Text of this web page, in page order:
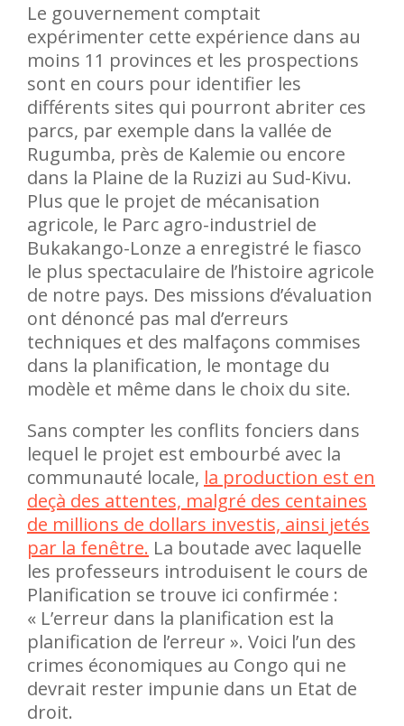
Le gouvernement comptait
expérimenter cette expérience dans au
moins 11 provinces et les prospections
sont en cours pour identifier les
différents sites qui pourront abriter ces
parcs, par exemple dans la vallée de
Rugumba, près de Kalemie ou encore
dans la Plaine de la Ruzizi au Sud-Kivu.
Plus que le projet de mécanisation
agricole, le Parc agro-industriel de
Bukakango-Lonze a enregistré le fiasco
le plus spectaculaire de l’histoire agricole
de notre pays. Des missions d’évaluation
ont dénoncé pas mal d’erreurs
techniques et des malfaçons commises
dans la planification, le montage du
modèle et même dans le choix du site.
Sans compter les conflits fonciers dans
lequel le projet est embourbé avec la
communauté locale, la production est en
deçà des attentes, malgré des centaines
de millions de dollars investis, ainsi jetés
par la fenêtre. La boutade avec laquelle
les professeurs introduisent le cours de
Planification se trouve ici confirmée :
« L’erreur dans la planification est la
planification de l’erreur ». Voici l’un des
crimes économiques au Congo qui ne
devrait rester impunie dans un Etat de
droit.